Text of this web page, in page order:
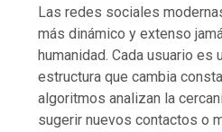
Las redes sociales
más dinámico y extenso
humanidad. Cada usuario es
estructura que cambia
algoritmos analizan la
sugerir nuevos contactos o